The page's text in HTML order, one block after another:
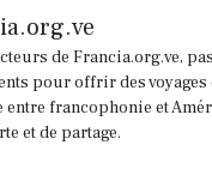
de Francia.org.ve,
pour offrir des
entre francophonie et
et de partage.